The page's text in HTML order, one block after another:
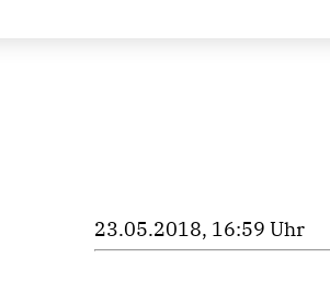
23.05.2018, 16:59 Uhr